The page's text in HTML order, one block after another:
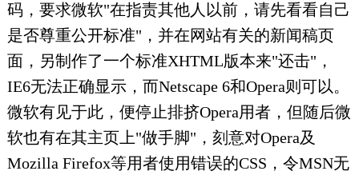
码，要求微软"在指责其他人以前，请先看看自己
是否尊重公开标准"，并在网站有关的新闻稿页
面，另制作了一个标准XHTML版本来"还击"，
IE6无法正确显示，而Netscape 6和Opera则可以。
微软有见于此，便停止排挤Opera用者，但随后微
软也有在其主页上"做手脚"，刻意对Opera及
Mozilla Firefox等用者使用错误的CSS，令MSN无